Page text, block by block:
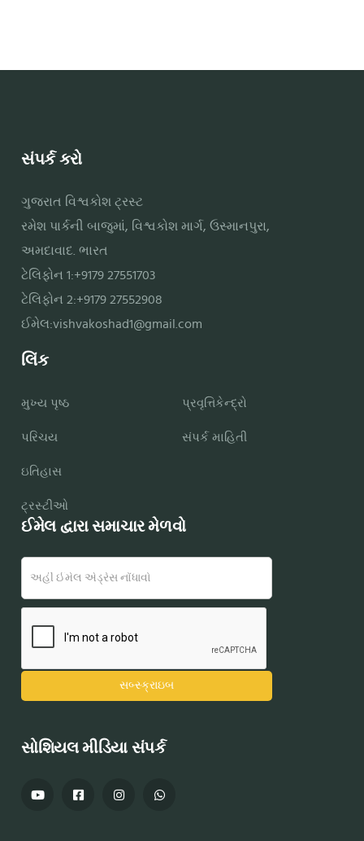
સંપર્ક કરો
ગુજરાત વિશ્વકોશ ટ્રસ્ટ
રમેશ પાર્કની બાજુમાં, વિશ્વકોશ માર્ગ, ઉસ્માનપુરા,
અમદાવાદ. ભારત
ટેલિફોન 1:+9179 27551703
ટેલિફોન 2:+9179 27552908
ઈમેલ:vishvakoshad1@gmail.com
લિંક
મુખ્ય પૃષ્ઠ
પરિચય
ઇતિહાસ
ટ્રસ્ટીઓ
પ્રવૃત્તિકેન્દ્રો
સંપર્ક માહિતી
ઈમેલ દ્વારા સમાચાર મેળવો
સોશિયલ મીડિયા સંપર્ક